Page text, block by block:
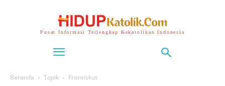
Pusat Informasi Terlengkap Kekatolikan Indonesia
Beranda Topik Fransiskus